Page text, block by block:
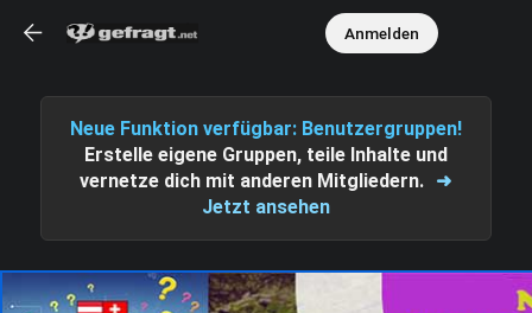
Neue Funktion verfügbar: Benutzergruppen!
Erstelle eigene Gruppen, teile Inhalte und
vernetze dich mit anderen Mitgliedern. ➜
Jetzt ansehen
Anmelden